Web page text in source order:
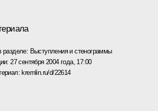
разделе: Выступления и стенограммы
27 сентября 2004 года, 17:00
kremlin.ru/d/22614